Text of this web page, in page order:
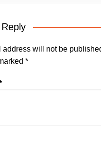
address will not be
*